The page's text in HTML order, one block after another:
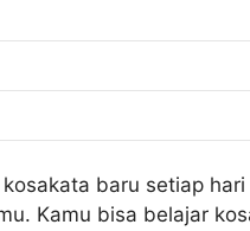
kosakata baru setiap
Kamu bisa belajar